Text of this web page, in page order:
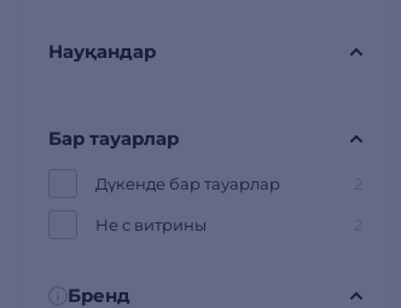
Науқандар
Бар тауарлар
Дүкенде бар тауарлар
Не с витрины
Бренд